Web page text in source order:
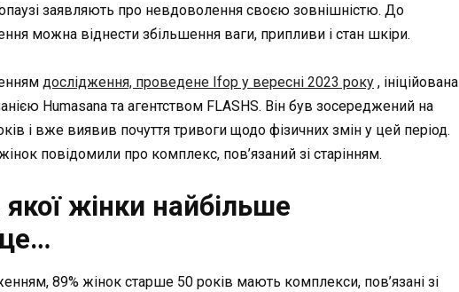
заявляють про невдоволення своєю зовнішністю. До
можна віднести збільшення ваги, припливи і стан шкіри.
дослідження, проведене Ifop у вересні 2023 року , ініційована
Humasana та агентством FLASHS. Він був зосереджений на
і вже виявив почуття тривоги щодо фізичних змін у цей період.
повідомили про комплекс, пов’язаний зі старінням.
якої жінки найбільше
89% жінок старше 50 років мають комплекси, пов’язані зі